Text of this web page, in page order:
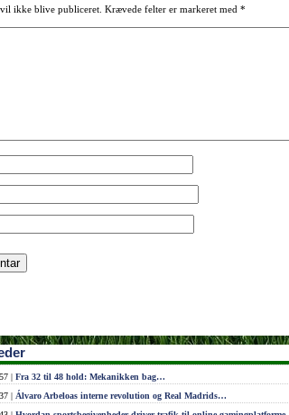
ikke blive publiceret. Krævede felter er markeret med *
| Fra 32 til 48 hold: Mekanikken bag…
| Álvaro Arbeloas interne revolution og Real Madrids…